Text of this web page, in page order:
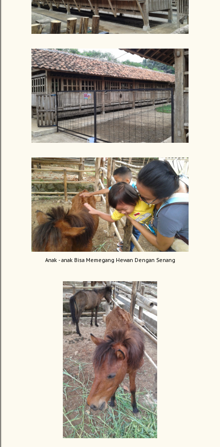
Anak - anak Bisa Memegang Hewan Dengan Senang